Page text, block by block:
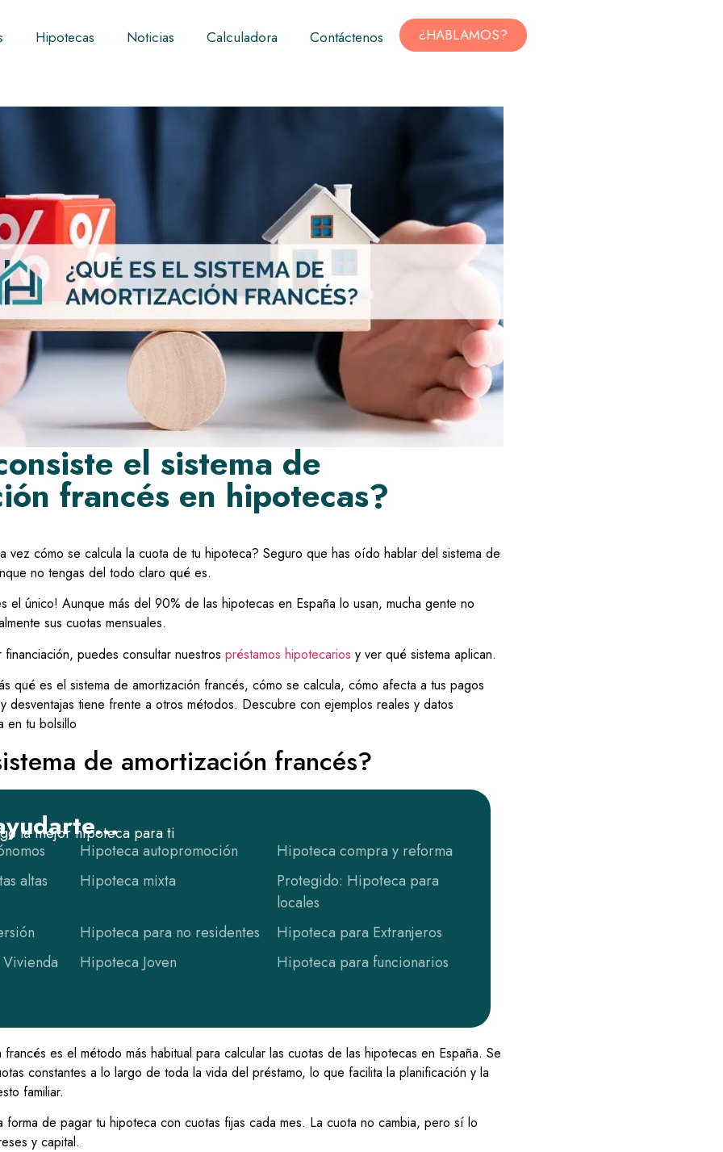
Hipotecas Noticias Calculadora Contáctenos ¿HABLAMOS?
el sistema de
francés en hipotecas?
vez cómo se calcula la cuota de tu hipoteca? Seguro que has oído hablar del sistema de
no tengas del todo claro qué es.
el único! Aunque más del 90% de las hipotecas en España lo usan, mucha gente no
sus cuotas mensuales.
puedes consultar nuestros préstamos hipotecarios y ver qué sistema aplican.
qué es el sistema de amortización francés, cómo se calcula, cómo afecta a tus pagos
desventajas tiene frente a otros métodos. Descubre con ejemplos reales y datos
en tu bolsillo
de amortización francés?
la mejor hipoteca para ti
Hipoteca autopromoción
Hipoteca compra y reforma
altas
Hipoteca mixta
Protegido: Hipoteca para
locales
Hipoteca para no residentes
Hipoteca para Extranjeros
Hipoteca Joven
Hipoteca para funcionarios
francés es el método más habitual para calcular las cuotas de las hipotecas en España. Se
constantes a lo largo de toda la vida del préstamo, lo que facilita la planificación y la
familiar.
forma de pagar tu hipoteca con cuotas fijas cada mes. La cuota no cambia, pero sí lo
y capital.